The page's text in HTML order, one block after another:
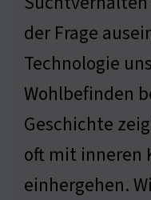
der Frage
Technologie
Wohlbefinden
Geschichte
oft mit inneren
einhergehen.